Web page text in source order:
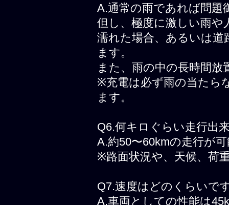
A.通常の雨であれば問題
但し、極度に激しい雨や
濡れた場合、あるいは道
ます。
また、雨の中の長時間
※充電は必ず雨の当たら
ます。
Q6.何キロぐらい走行出
A.約50〜60kmの走行が
※路面状況や、天候、荷
Q7.速度はどのくらいで
A.車両としての性能は